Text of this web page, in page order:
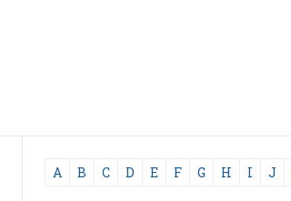
A B C D E F G H I J